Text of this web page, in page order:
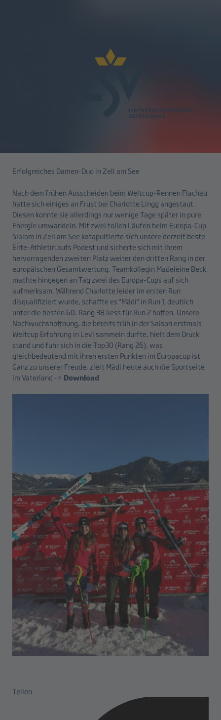
Punkte für Madeleine
Erfolgreiches Damen-Duo in Zell am See
Nach dem frühen Ausscheiden beim Weltcup-Rennen Flachau
hatte sich einiges an Frust bei Charlotte Lingg angestaut.
Diesen konnte sie allerdings nur wenige Tage später in pure
Energie umwandeln. Mit zwei tollen Läufen beim Europa-Cup
Slalom in Zell am See katapultierte sich unsere derzeit beste
Elite-Athletin aufs Podest und sicherte sich mit ihrem
hervorragenden zweiten Platz weiter den dritten Rang in der
europäischen Gesamtwertung. Teamkollegin Madeleine Beck
machte hingegen an Tag zwei des Europa-Cups auf sich
aufmerksam. Während Charlotte leider im ersten Run
disqualifiziert wurde, schaffte es "Mädi" in Run 1 deutlich
unter die besten 60. Rang 38 liess für Run 2 hoffen. Unsere
Nachwuchshoffnung, die bereits früh in der Saison erstmals
Weltcup Erfahrung in Levi sammeln durfte, hielt dem Druck
stand und fuhr sich in die Top30 (Rang 26), was
gleichbedeutend mit ihren ersten Punkten im Europacup ist.
Ganz zu unserer Freude, ziert Mädi heute auch die Sportseite
im Vaterland -> Download
Teilen